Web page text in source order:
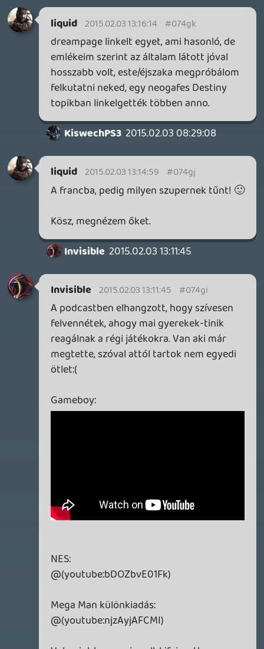
a ti értékelésetek? 🙂 képet/linket vki
toljon már pls 🙂
Tommy_Angelo 2015.02.02 23:23:20
#074gd
Ngage 2.0-as RE:
Klassz podcast volt. Van Resi telefonokon
🙂 Resi4 ios-en
laja x 2015.02.02 06:35:41 #074gb
Sony kárpótlás egy vicc volt. Pont nem
karpótlásként vásárolhatok tőlük.. Pffff.
5 nap? Több éve folyamatos előfizetőként
dreampage 2015.02.01 23:03:01 #074ga
Sonicért plusz pont. 🙂
Mackótlan podcast? Akkor nem is köll.
mcmacko 2015.02.01 22:10:52 #074g8
El kellett jönnöm, holnap meghallgatom